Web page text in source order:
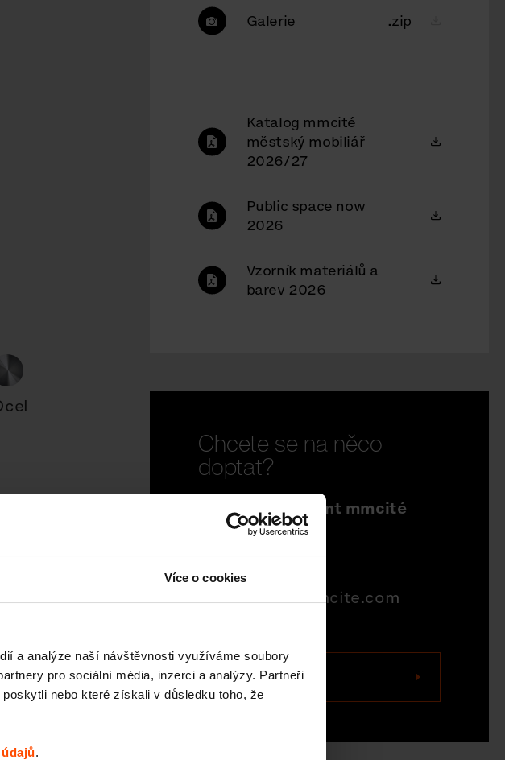
Více o cookies
a analýze naší návštěvnosti využíváme soubory
pro sociální média, inzerci a analýzy. Partneři
nebo které získali v důsledku toho, že
.
Galerie .zip
Katalog mmcité
městský mobiliář
2026/27
Public space now
2026
Vzorník materiálů a
barev 2026
Chcete se na něco
doptat?
Sales Department mmcité
north america
704-995-1942
quotations@mmcite.com
Kontaktujte nás